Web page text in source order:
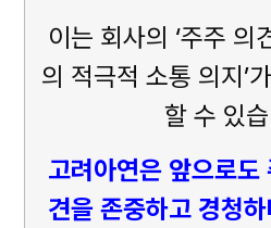
이는 회사의 ‘주주 의
의 적극적 소통 의지’
할 수 있
고려아연은 앞으로도
견을 존중하고 경청